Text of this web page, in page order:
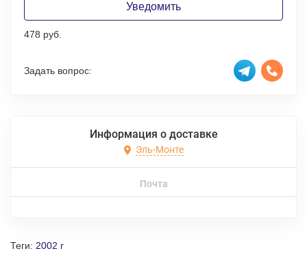
Уведомить
478 руб.
Задать вопрос:
Информация о доставке
Эль-Монте
Почта
Теги: 2002 г